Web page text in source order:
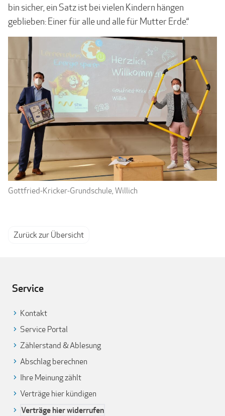
bin sicher, ein Satz ist bei vielen Kindern hängen
geblieben: Einer für alle und alle für Mutter Erde.“
Gottfried-Kricker-Grundschule, Willich
Zurück zur Übersicht
Service
Kontakt
Service Portal
Zählerstand & Ablesung
Abschlag berechnen
Ihre Meinung zählt
Verträge hier kündigen
Verträge hier widerrufen